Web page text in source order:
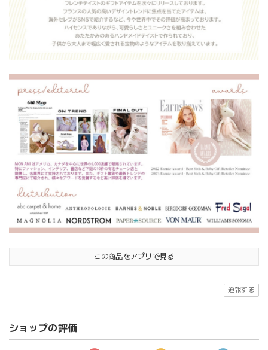
この商品をアプリで見る
通報する
ショップの評価